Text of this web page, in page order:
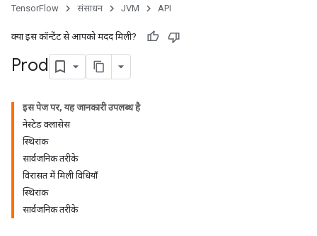
TensorFlow संसाधन JVM API
क्या इस कॉन्टेंट से आपको मदद मिली?
Prod
इस पेज पर, यह जानकारी उपलब्ध है
नेस्टेड क्लासेस
स्थिरांक
सार्वजनिक तरीके
विरासत में मिली विधियाँ
स्थिरांक
सार्वजनिक तरीके